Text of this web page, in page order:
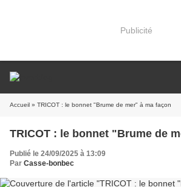
Publicité
Accueil » TRICOT : le bonnet "Brume de mer" à ma façon
TRICOT : le bonnet "Brume de
Publié le 24/09/2025 à 13:09
Par Casse-bonbec